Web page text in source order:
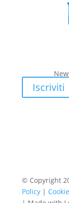
Iscriviti
© Copyright
Policy|